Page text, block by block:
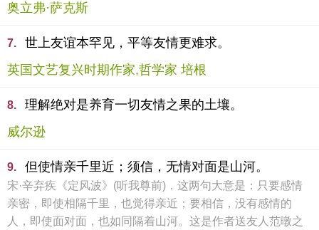
奥立弗·萨克斯
7.
世上友谊本罕见，平等友情更难求。
英国文艺复兴时期作家,哲学家 培根
8.
理解绝对是养育一切友情之果的土壤。
威尔逊
9. 但使情亲千里近；须信，无情对面是山河。
宋·辛弃疾《定风波》(听我尊前)．这两句大意是：只要感情
亲密，即使相隔千里，也觉得亲近；要相信，没有感情的
人，即使面对面，也如同隔着山河。这是作者送友人范暾之